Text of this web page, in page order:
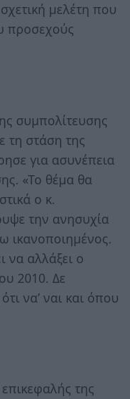
μελέτη που
προσεχούς
συμπολίτευσης
τη στάση της
για ασυνέπεια
«Το θέμα θα
ο κ.
την ανησυχία
ικανοποιημένος.
αλλάξει ο
2010. Δε
να’ ναι και όπου
της